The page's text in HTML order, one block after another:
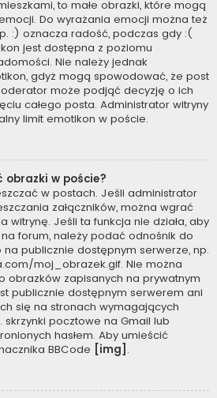
to małe obrazki, które mogą
Do wyrażania emocji można też
:) oznacza radość, podczas gdy :(
jest dostępna z poziomu
Nie należy jednak
gdyż mogą spowodować, że post
może podjąć decyzję o ich
całego posta. Administrator witryny
limit emotikon w poście.
obrazki w poście?
w postach. Jeśli administrator
załączników, można wgrać
witrynę. Jeśli ta funkcja nie działa, aby
forum, należy podać odnośnik do
publicznie dostępnym serwerze, np.
moj_obrazek.gif. Nie można
obrazków zapisanych na prywatnym
publicznie dostępnym serwerem ani
się na stronach wymagających
skrzynki pocztowe na Gmail lub
hasłem. Aby umieścić
BBCode [img] .